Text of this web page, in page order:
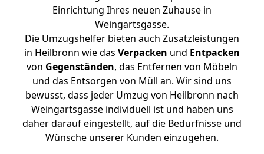
Einrichtung Ihres neuen Zuhause in
Weingartsgasse.
Die Umzugshelfer bieten auch Zusatzleistungen
in Heilbronn wie das Verpacken und Entpacken
von Gegenständen, das Entfernen von Möbeln
und das Entsorgen von Müll an. Wir sind uns
bewusst, dass jeder Umzug von Heilbronn nach
Weingartsgasse individuell ist und haben uns
daher darauf eingestellt, auf die Bedürfnisse und
Wünsche unserer Kunden einzugehen.